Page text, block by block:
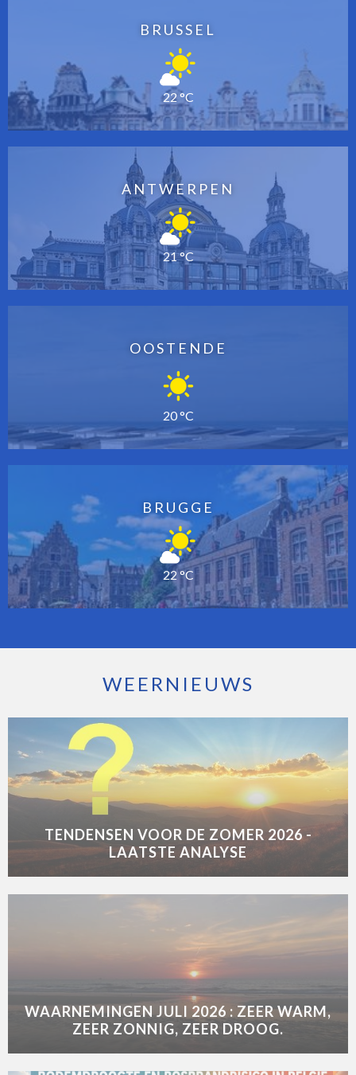
BRUSSEL
22 °C
ANTWERPEN
21 °C
OOSTENDE
20 °C
BRUGGE
22 °C
WEERNIEUWS
TENDENSEN VOOR DE ZOMER 2026 -
LAATSTE ANALYSE
WAARNEMINGEN JULI 2026 : ZEER WARM,
ZEER ZONNIG, ZEER DROOG.